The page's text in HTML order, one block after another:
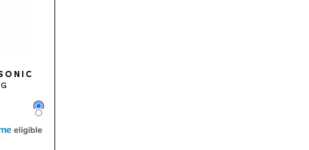
Color
Color